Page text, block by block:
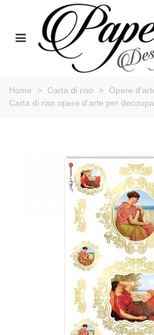
Home > Carta di riso > Opere
Carta di riso opere d'arte per